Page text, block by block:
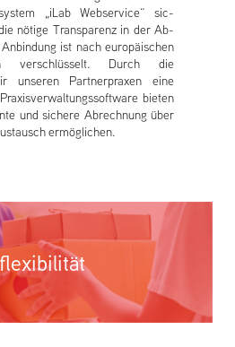
„iLab Web­service“ sic­
nötige Trans­parenz in der Ab­
ist nach europäisch­en
verschlüs­selt. Durch die
un­ser­en Partnerprax­en eine
bi­et­en
und sic­here Ab­rechnung über
er­möglich­en.